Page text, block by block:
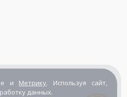
и Метрику. Используя сайт,
данных.